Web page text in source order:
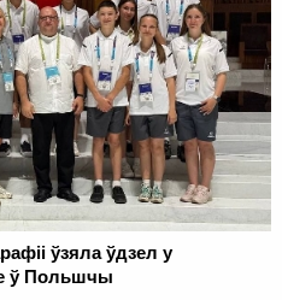
ўзяла ўдзел у
ў Польшчы